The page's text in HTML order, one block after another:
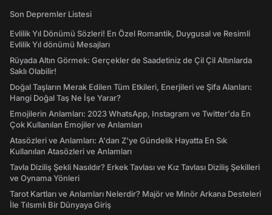
Son Depremler Listesi
Evlilik Yıl Dönümü Sözleri! En Özel Romantik, Duygusal ve Resimli
Evlilik Yıl dönümü Mesajları
Rüyada Altın Görmek: Gerçekler de Saadetiniz de Çil Çil Altınlarda
Saklı Olabilir!
Doğal Taşların Merak Edilen Tüm Etkileri, Enerjileri ve Şifa Alanları:
Hangi Doğal Taş Ne İşe Yarar?
Emojilerin Anlamları: 2023 WhatsApp, Instagram ve Twitter'da En
Çok Kullanılan Emojiler ve Anlamları
Atasözleri ve Anlamları: A'dan Z'ye Gündelik Hayatta En Sık
Kullanılan Atasözleri ve Anlamları
Tavla Diziliş Şekli Nasıldır? Erkek Tavlası ve Kız Tavlası Diziliş Şekilleri
ve Oynama Yönleri
Tarot Kartları ve Anlamları Nelerdir? Majör ve Minör Arkana Desteleri
İle Tılsımlı Bir Dünyaya Giriş